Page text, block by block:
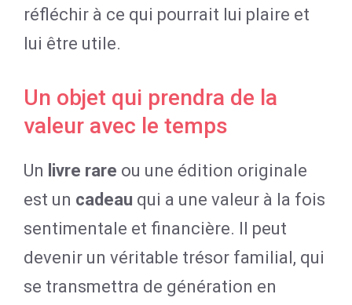
réfléchir à ce qui pourrait lui plaire et
lui être utile.
Un objet qui prendra de la
valeur avec le temps
Un livre rare ou une édition originale
est un cadeau qui a une valeur à la fois
sentimentale et financière. Il peut
devenir un véritable trésor familial, qui
se transmettra de génération en